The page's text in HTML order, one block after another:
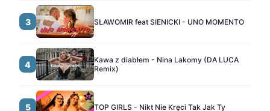
3 SŁAWOMIR feat SIENICKI - UNO MOMENTO
4
Kawa z diabłem - Nina Lakomy (DA LUCA
Remix)
5 TOP GIRLS - Nikt Nie Kręci Tak Jak Ty